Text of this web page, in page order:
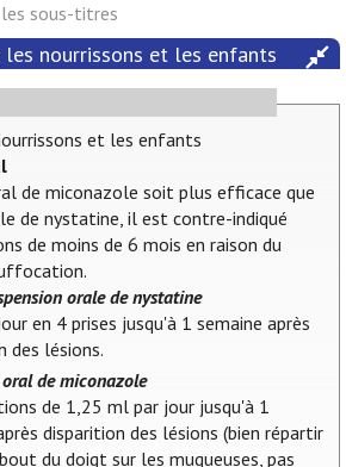
sous-titres
les nourrissons et les enfants
et les enfants
de miconazole soit plus efficace que
de nystatine, il est contre-indiqué
de moins de 6 mois en raison du
orale de nystatine
en 4 prises jusqu'à 1 semaine après
des lésions.
de miconazole
de 1,25 ml par jour jusqu'à 1
disparition des lésions (bien répartir
du doigt sur les muqueuses, pas